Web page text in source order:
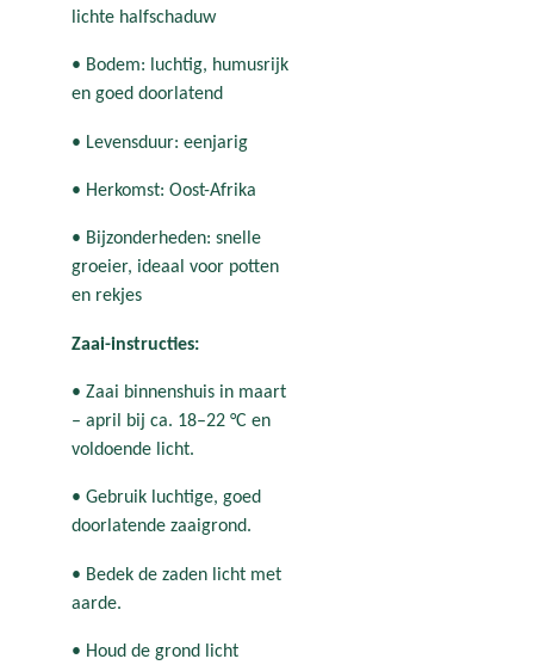
lichte halfschaduw
• Bodem: luchtig, humusrijk
en goed doorlatend
• Levensduur: eenjarig
• Herkomst: Oost-Afrika
• Bijzonderheden: snelle
groeier, ideaal voor potten
en rekjes
Zaai-instructies:
• Zaai binnenshuis in maart
– april bij ca. 18–22 °C en
voldoende licht.
• Gebruik luchtige, goed
doorlatende zaaigrond.
• Bedek de zaden licht met
aarde.
• Houd de grond licht